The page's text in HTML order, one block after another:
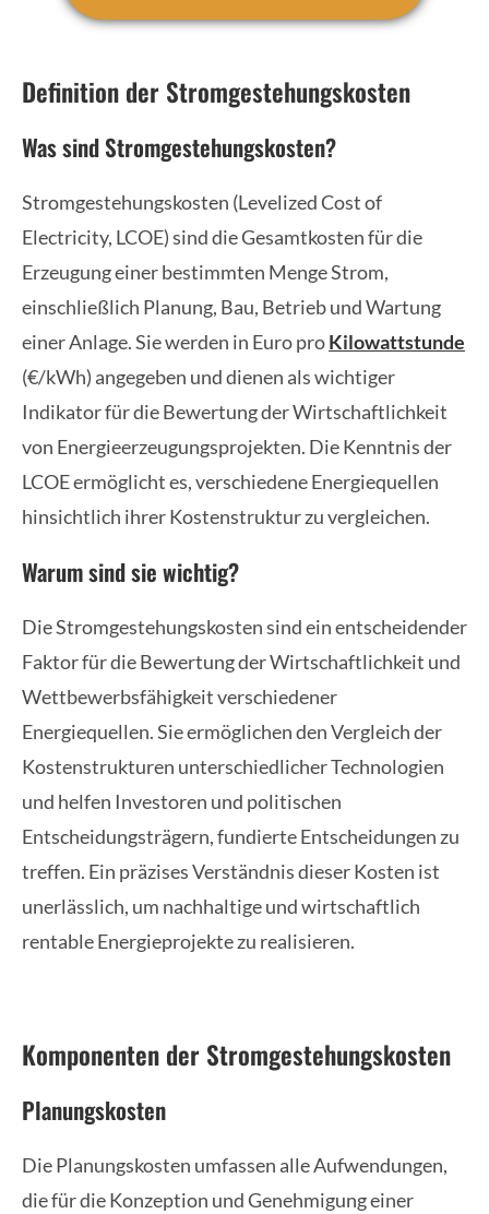
Definition der Stromgestehungskosten
Was sind Stromgestehungskosten?
Stromgestehungskosten (Levelized Cost of
Electricity, LCOE) sind die Gesamtkosten für die
Erzeugung einer bestimmten Menge Strom,
einschließlich Planung, Bau, Betrieb und Wartung
einer Anlage. Sie werden in Euro proKilowattstunde
(€/kWh) angegeben und dienen als wichtiger
Indikator für die Bewertung der Wirtschaftlichkeit
von Energieerzeugungsprojekten. Die Kenntnis der
LCOE ermöglicht es, verschiedene Energiequellen
hinsichtlich ihrer Kostenstruktur zu vergleichen.
Warum sind sie wichtig?
Die Stromgestehungskosten sind ein entscheidender
Faktor für die Bewertung der Wirtschaftlichkeit und
Wettbewerbsfähigkeit verschiedener
Energiequellen. Sie ermöglichen den Vergleich der
Kostenstrukturen unterschiedlicher Technologien
und helfen Investoren und politischen
Entscheidungsträgern, fundierte Entscheidungen zu
treffen. Ein präzises Verständnis dieser Kosten ist
unerlässlich, um nachhaltige und wirtschaftlich
rentable Energieprojekte zu realisieren.
Komponenten der Stromgestehungskosten
Planungskosten
Die Planungskosten umfassen alle Aufwendungen,
die für die Konzeption und Genehmigung einer